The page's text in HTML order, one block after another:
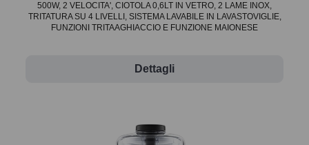
500W, 2 VELOCITA', CIOTOLA 0,6LT IN VETRO, 2 LAME INOX,
TRITATURA SU 4 LIVELLI, SISTEMA LAVABILE IN LAVASTOVIGLIE,
FUNZIONI TRITAAGHIACCIO E FUNZIONE MAIONESE
Dettagli